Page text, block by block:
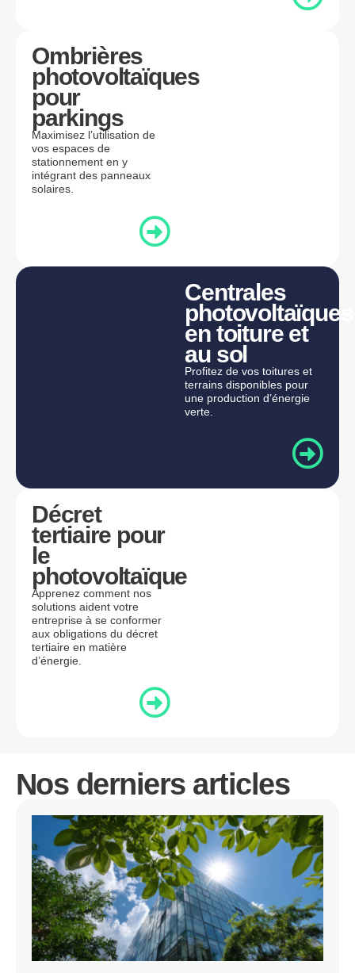
Ombrières
photovoltaïques
pour
parkings
Maximisez l’utilisation de
vos espaces de
stationnement en y
intégrant des panneaux
solaires.
Centrales
photovoltaïques
en toiture et
au sol
Profitez de vos toitures et
terrains disponibles pour
une production d’énergie
verte.
Décret
tertiaire pour
le
photovoltaïque
Apprenez comment nos
solutions aident votre
entreprise à se conformer
aux obligations du décret
tertiaire en matière
d’énergie.
Nos derniers articles